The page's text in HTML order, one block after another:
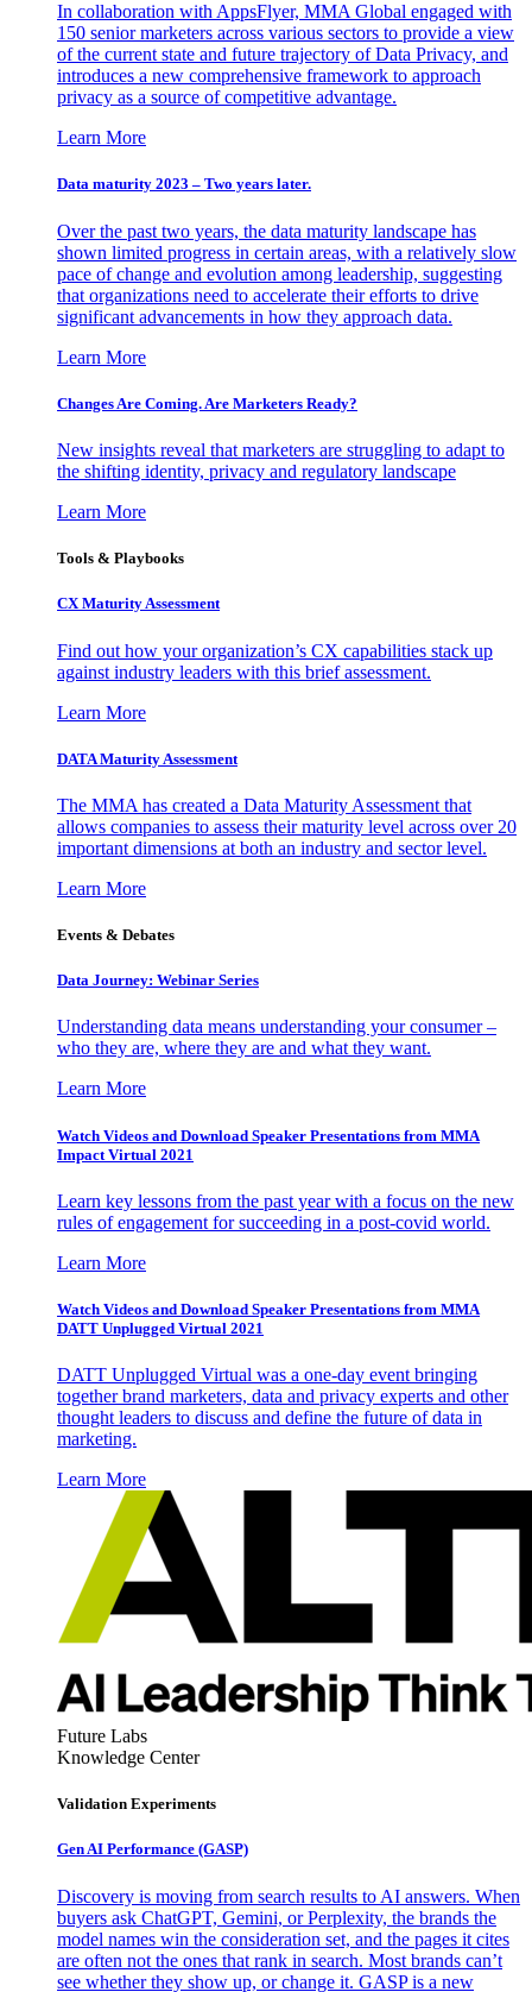
In collaboration with AppsFlyer, MMA Global engaged with
150 senior marketers across various sectors to provide a view
of the current state and future trajectory of Data Privacy, and
introduces a new comprehensive framework to approach
privacy as a source of competitive advantage.
Learn More
Data maturity 2023 – Two years later.
Over the past two years, the data maturity landscape has
shown limited progress in certain areas, with a relatively slow
pace of change and evolution among leadership, suggesting
that organizations need to accelerate their efforts to drive
significant advancements in how they approach data.
Learn More
Changes Are Coming. Are Marketers Ready?
New insights reveal that marketers are struggling to adapt to
the shifting identity, privacy and regulatory landscape
Learn More
Tools & Playbooks
CX Maturity Assessment
Find out how your organization’s CX capabilities stack up
against industry leaders with this brief assessment.
Learn More
DATA Maturity Assessment
The MMA has created a Data Maturity Assessment that
allows companies to assess their maturity level across over 20
important dimensions at both an industry and sector level.
Learn More
Events & Debates
Data Journey: Webinar Series
Understanding data means understanding your consumer –
who they are, where they are and what they want.
Learn More
Watch Videos and Download Speaker Presentations from MMA
Impact Virtual 2021
Learn key lessons from the past year with a focus on the new
rules of engagement for succeeding in a post-covid world.
Learn More
Watch Videos and Download Speaker Presentations from MMA
DATT Unplugged Virtual 2021
DATT Unplugged Virtual was a one-day event bringing
together brand marketers, data and privacy experts and other
thought leaders to discuss and define the future of data in
marketing.
Learn More
Future Labs
Knowledge Center
Validation Experiments
Gen AI Performance (GASP)
Discovery is moving from search results to AI answers. When
buyers ask ChatGPT, Gemini, or Perplexity, the brands the
model names win the consideration set, and the pages it cites
are often not the ones that rank in search. Most brands can’t
see whether they show up, or change it. GASP is a new